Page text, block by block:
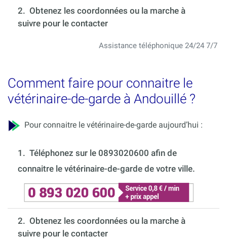
2. Obtenez les coordonnées ou la marche à
suivre pour le contacter
Assistance téléphonique 24/24 7/7
Comment faire pour connaitre le
vétérinaire-de-garde à Andouillé ?
Pour connaitre le vétérinaire-de-garde aujourd’hui :
1. Téléphonez sur le 0893020600 afin de
connaitre le vétérinaire-de-garde de votre ville.
2. Obtenez les coordonnées ou la marche à
suivre pour le contacter